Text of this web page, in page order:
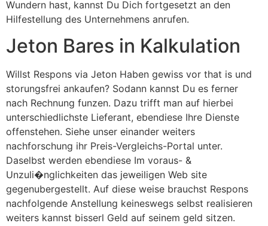
Wundern hast, kannst Du Dich fortgesetzt an den
Hilfestellung des Unternehmens anrufen.
Jeton Bares in Kalkulation
Willst Respons via Jeton Haben gewiss vor that is und
storungsfrei ankaufen? Sodann kannst Du es ferner
nach Rechnung funzen. Dazu trifft man auf hierbei
unterschiedlichste Lieferant, ebendiese Ihre Dienste
offenstehen. Siehe unser einander weiters
nachforschung ihr Preis-Vergleichs-Portal unter.
Daselbst werden ebendiese Im voraus- &
Unzuli�nglichkeiten das jeweiligen Web site
gegenubergestellt. Auf diese weise brauchst Respons
nachfolgende Anstellung keineswegs selbst realisieren
weiters kannst bisserl Geld auf seinem geld sitzen.